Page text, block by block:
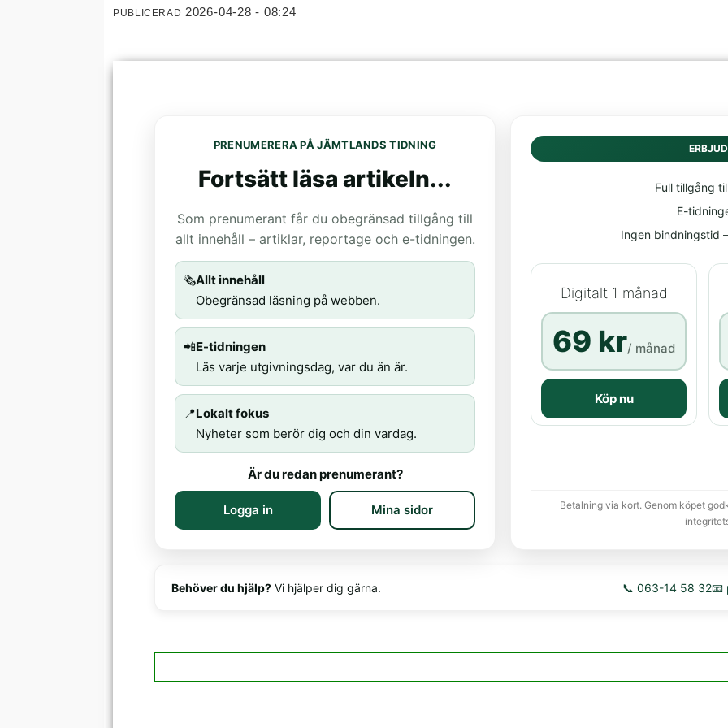
PUBLICERAD 2026-04-28 - 08:24
PRENUMERERA PÅ JÄMTLANDS TIDNING
Fortsätt läsa artikeln...
Som prenumerant får du obegränsad tillgång till
allt innehåll – artiklar, reportage och e-tidningen.
🗞️Allt innehåll
Obegränsad läsning på webben.
📲E-tidningen
Läs varje utgivningsdag, var du än är.
📍Lokalt fokus
Nyheter som berör dig och din vardag.
Är du redan prenumerant?
Logga in Mina sidor
Full tillgång
E-
Ingen bindningstid
Digitalt 1 månad
69 kr/ månad
Köp nu
Betalning via kort. Genom köpet
Behöver du hjälp? Vi hjälper dig gärna. 📞 063-14 58 32📧